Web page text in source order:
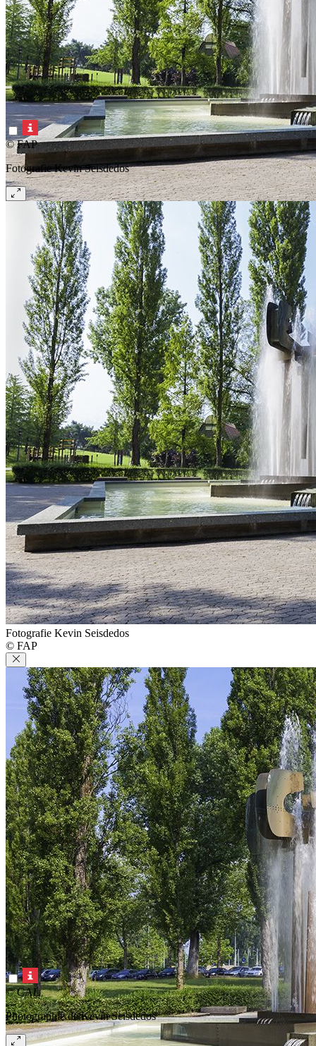
© FAP
Fotografie Kevin Seisdedos
Fotografie Kevin Seisdedos
© FAP
© CAL
Photographie de Kevin Seisdedos